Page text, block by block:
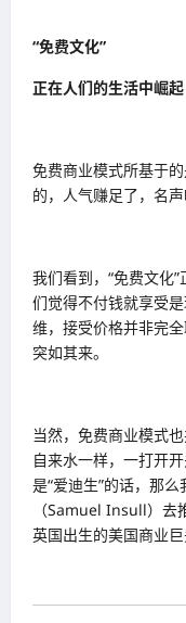
“免费文化”
正在人们的生活中崛起
免费商业模式所基于
的，人气赚足了，名
我们看到，“免费文化
们觉得不付钱就享受
维，接受价格并非完
突如其来。
当然，免费商业模式
自来水一样，一打开
是“爱迪生”的话，那
（Samuel Insull）去
英国出生的美国商业巨